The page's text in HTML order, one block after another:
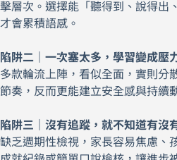
擊層次。選擇能「聽得到、說得出
才會累積語感。
陷阱二｜一次塞太多，學習變成壓
多款輪流上陣，看似全面，實則分
節奏，反而更能建立安全感與持續
陷阱三｜沒有追蹤，就不知道有沒
缺乏週期性檢視，家長容易焦慮、